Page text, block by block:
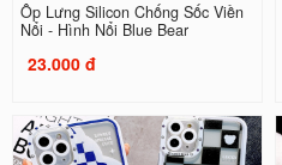
Ốp Lưng Silicon Chống Sốc Viền
Nổi - Hình Nổi Blue Bear
23.000 đ